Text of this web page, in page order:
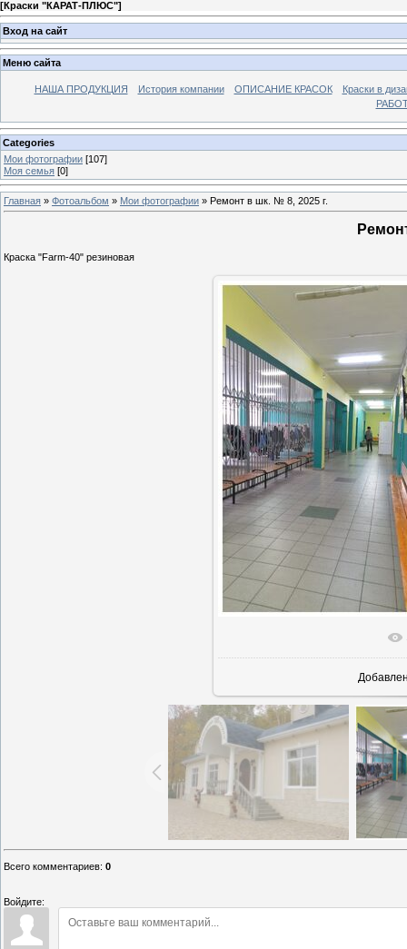
[Краски "КАРАТ-ПЛЮС"]
Вход на сайт
Меню сайта
НАША ПРОДУКЦИЯ История компании ОПИСАНИЕ КРАСОК
Краски в
Categories
Мои фотографии [107]
Моя семья [0]
Главная » Фотоальбом » Мои фотографии » Ремонт в шк. № 8, 2025 г.
Краска "Farm-40" резиновая
В
Всего комментариев: 0
Войдите: